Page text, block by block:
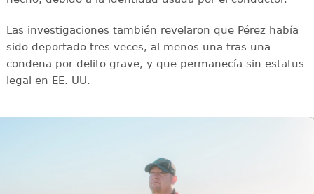
Las investigaciones también revelaron que Pérez había
sido deportado tres veces, al menos una tras una
condena por delito grave, y que permanecía sin estatus
legal en EE. UU.